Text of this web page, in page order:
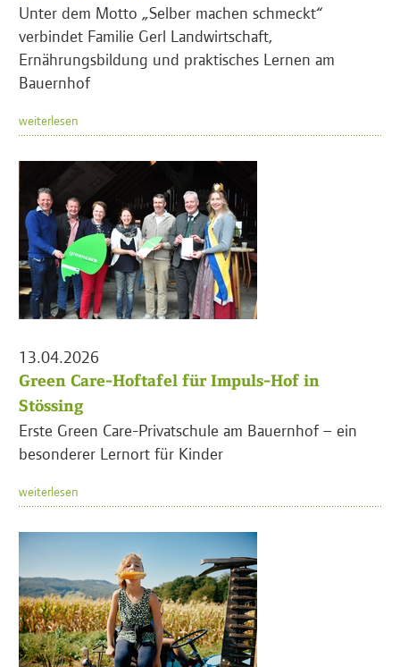
Unter dem Motto „Selber machen schmeckt“
verbindet Familie Gerl Landwirtschaft,
Ernährungsbildung und praktisches Lernen am
Bauernhof
weiterlesen
13.04.2026
Green Care-Hoftafel für Impuls-Hof in
Stössing
Erste Green Care-Privatschule am Bauernhof – ein
besonderer Lernort für Kinder
weiterlesen